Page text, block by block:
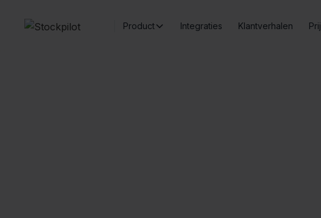
Product Integraties Klantverhalen